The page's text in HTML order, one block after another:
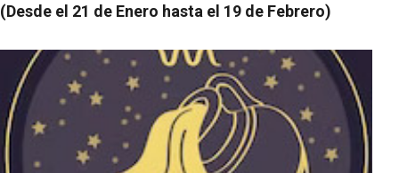
(Desde el 21 de Enero hasta el 19 de Febrero)